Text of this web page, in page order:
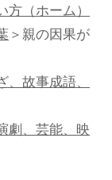
方（ホーム）
＞親の因果が
、故事成語、
劇、芸能、映